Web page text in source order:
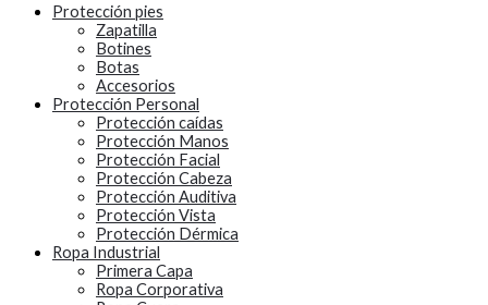
Protección pies
Zapatilla
Botines
Botas
Accesorios
Protección Personal
Protección caídas
Protección Manos
Protección Facial
Protección Cabeza
Protección Auditiva
Protección Vista
Protección Dérmica
Ropa Industrial
Primera Capa
Ropa Corporativa